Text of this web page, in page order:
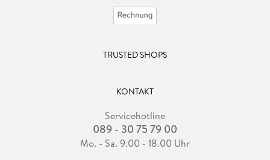
TRUSTED SHOPS
KONTAKT
Servicehotline
089 - 30 75 79 00
Mo. - Sa. 9.00 - 18.00 Uhr